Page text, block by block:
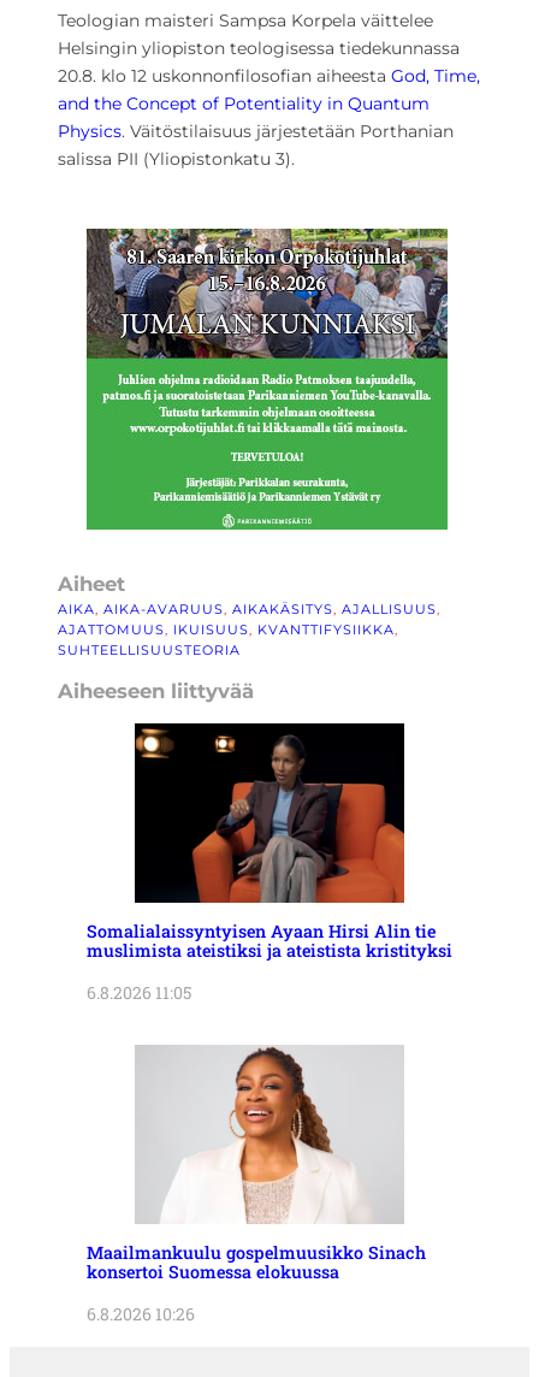
Teologian maisteri Sampsa Korpela väittelee
Helsingin yliopiston teologisessa tiedekunnassa
20.8. klo 12 uskonnonfilosofian aiheesta God, Time,
and the Concept of Potentiality in Quantum
Physics. Väitöstilaisuus järjestetään Porthanian
salissa PII (Yliopistonkatu 3).
Aiheet
AIKA AIKA-AVARUUS AIKAKÄSITYS AJALLISUUS
AJATTOMUUS
IKUISUUS KVANTTIFYSIIKKA
SUHTEELLISUUSTEORIA
Aiheeseen liittyvää
Somalialaissyntyisen Ayaan Hirsi Alin tie
muslimista ateistiksi ja ateistista kristityksi
6.8.2026 11:05
Maailmankuulu gospelmuusikko Sinach
konsertoi Suomessa elokuussa
6.8.2026 10:26